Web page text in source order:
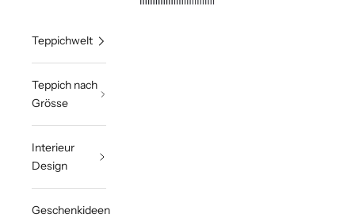
Teppichwelt
Teppich nach
Grösse
Interieur
Design
Geschenkideen